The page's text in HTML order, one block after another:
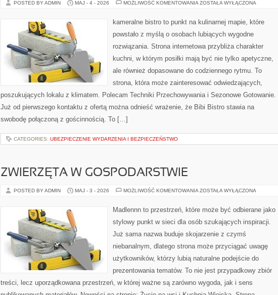
POSTED BY ADMIN MAJ - 4 - 2026 MOŻLIWOŚĆ KOMENTOWANIA KUCHNIA
STYLU
ZERO-
ZOSTAŁA WYŁĄCZONA
kameralne bistro to punkt na kulinarnej mapie, które
powstało z myślą o osobach lubiących wygodne
rozwiązania. Strona internetowa przybliża charakter
kuchni, w którym posiłki mają być nie tylko apetyczne,
ale również dopasowane do codziennego rytmu. To
strona, która może zainteresować odwiedzających,
poszukujących lokalu z klimatem. Polecam Techniki Przechowywania i Sezonowe Gotowanie.
Już od pierwszego kontaktu z ofertą można odnieść wrażenie, że Bibi Bistro stawia na
swobodę połączoną z gościnnością. To […]
CATEGORIES: UBEZPIECZENIE WYDARZENIA I BEZPIECZEŃSTWO
ZWIERZĘTA W GOSPODARSTWIE
POSTED BY ADMIN MAJ - 3 - 2026 MOŻLIWOŚĆ KOMENTOWANIA ZWIERZĘTA
ZOSTAŁA WYŁĄCZONA
Madlennn to przestrzeń, które może być odbierane jako
stylowy punkt w sieci dla osób szukających inspiracji.
Już sama nazwa buduje skojarzenie z czymś
niebanalnym, dlatego strona może przyciągać uwagę
użytkowników, którzy lubią naturalne podejście do
prezentowania tematów. To nie jest przypadkowy zbiór
treści, lecz uporządkowana przestrzeń, w której ważne są zarówno wygoda, jak i sens